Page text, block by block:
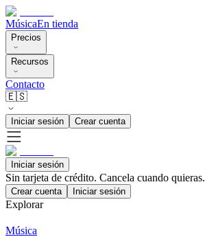
MúsicaEn tienda
Precios
Recursos
Contacto
🇪🇸
Iniciar sesión Crear cuenta
Iniciar sesión
Sin tarjeta de crédito. Cancela cuando quieras.
Crear cuenta Iniciar sesión
Explorar
Música